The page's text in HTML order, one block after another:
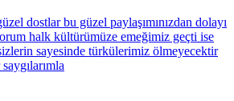
dostlar bu güzel paylaşımınızdan dolayı
halk kültürümüze emeğimiz geçti ise
sayesinde türkülerimiz ölmeyecektir